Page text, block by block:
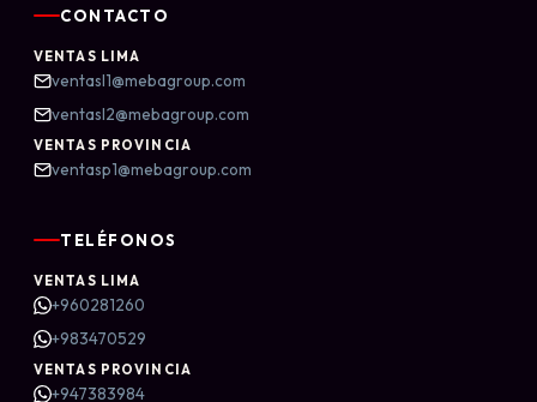
CONTACTO
VENTAS LIMA
ventasl1@mebagroup.com
ventasl2@mebagroup.com
VENTAS PROVINCIA
ventasp1@mebagroup.com
TELÉFONOS
VENTAS LIMA
+960281260
+983470529
VENTAS PROVINCIA
+947383984